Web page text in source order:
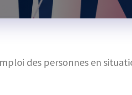
des personnes en